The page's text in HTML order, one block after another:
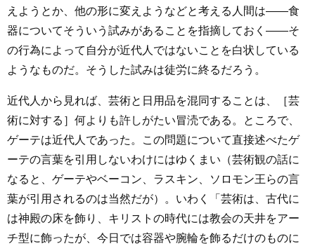
えようとか、他の形に変えようなどと考える人間は――食
器についてそういう試みがあることを指摘しておく――そ
の行為によって自分が近代人ではないことを白状している
ようなものだ。そうした試みは徒労に終るだろう。
近代人から見れば、芸術と日用品を混同することは、［芸
術に対する］何よりも許しがたい冒涜である。ところで、
ゲーテは近代人であった。この問題について直接述べたゲ
ーテの言葉を引用しないわけにはゆくまい（芸術観の話に
なると、ゲーテやベーコン、ラスキン、ソロモン王らの言
葉が引用されるのは当然だが）。いわく「芸術は、古代に
は神殿の床を飾り、キリストの時代には教会の天井をアー
チ型に飾ったが、今日では容器や腕輪を飾るだけのものに